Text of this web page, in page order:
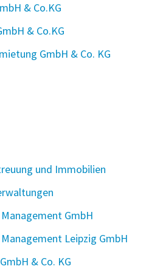
& Co.KG
& Co.KG
GmbH & Co. KG
und Immobilien
GmbH
Leipzig GmbH
& Co. KG